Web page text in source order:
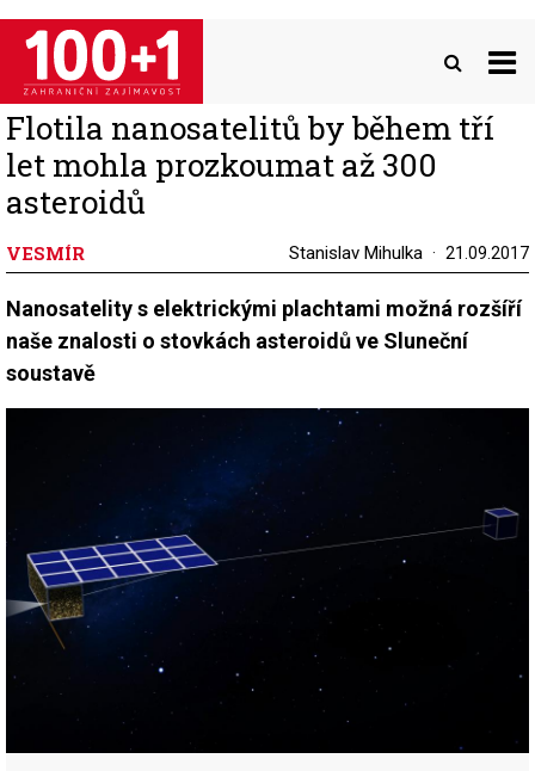
Přejít
hlavnímu
obsahu
Flotila nanosatelitů by během tří
let mohla prozkoumat až 300
asteroidů
VESMÍR Stanislav Mihulka 21.09.2017
Nanosatelity s elektrickými plachtami možná rozšíří
naše znalosti o stovkách asteroidů ve Sluneční
soustavě